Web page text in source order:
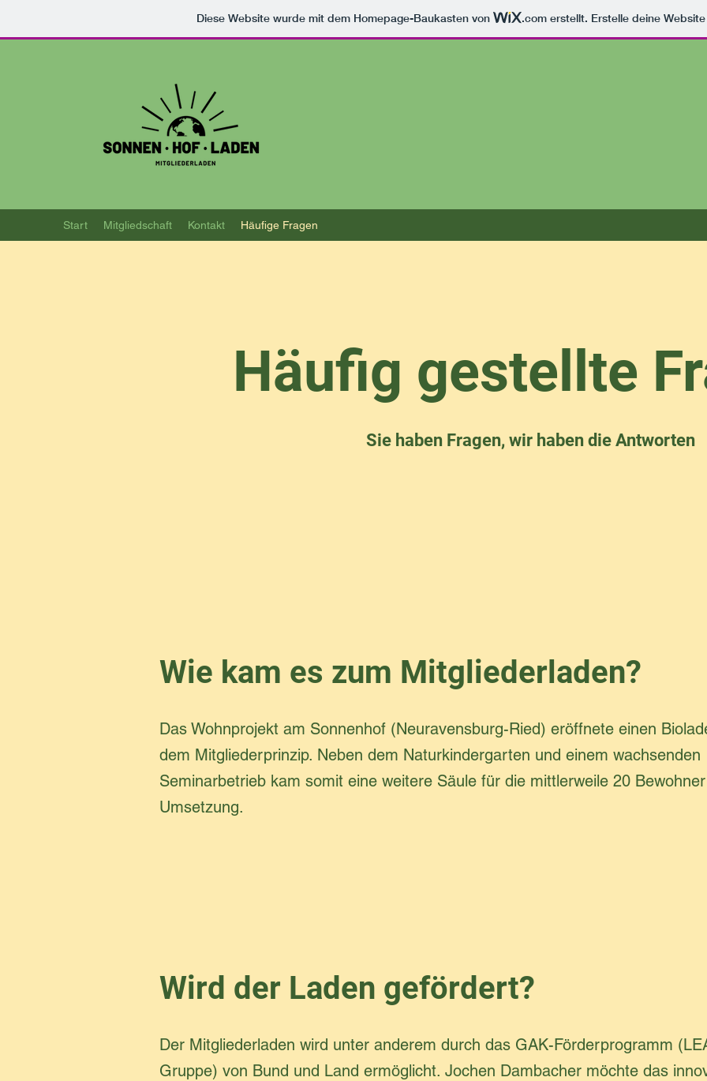
Diese Website wurde mit dem Homepage-Baukasten von .com erstellt. Erstelle deine
Start Mitgliedschaft Kontakt Häufige Fragen
Häufig gestellte
Sie haben Fragen, wir haben die Antworten
Wie kam es zum Mitgliederladen?
Das Wohnprojekt am Sonnenhof (Neuravensburg-Ried) eröffnete einen
dem Mitgliederprinzip. Neben dem Naturkindergarten und einem wachsenden
Seminarbetrieb kam somit eine weitere Säule für die mittlerweile 20
Umsetzung.
Wird der Laden gefördert?
Der Mitgliederladen wird unter anderem durch das GAK-Förderprogramm
Gruppe) von Bund und Land ermöglicht. Jochen Dambacher möchte das